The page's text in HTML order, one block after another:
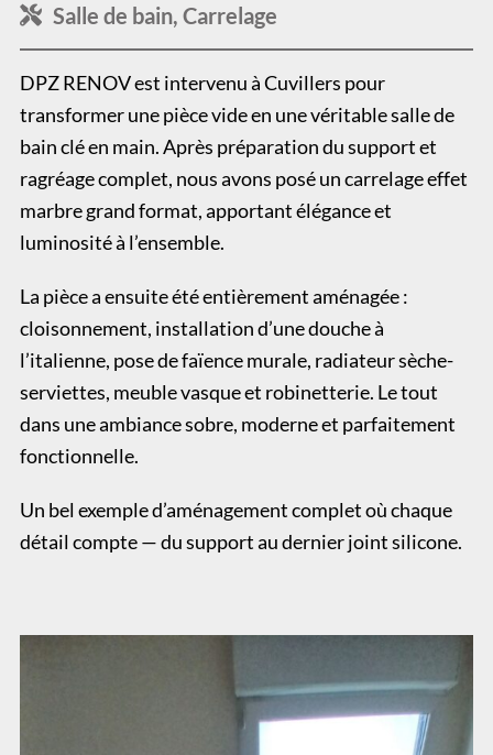
Salle de bain, Carrelage
DPZ RENOV est intervenu à Cuvillers pour
transformer une pièce vide en une véritable salle de
bain clé en main. Après préparation du support et
ragréage complet, nous avons posé un carrelage effet
marbre grand format, apportant élégance et
luminosité à l’ensemble.
La pièce a ensuite été entièrement aménagée :
cloisonnement, installation d’une douche à
l’italienne, pose de faïence murale, radiateur sèche-
serviettes, meuble vasque et robinetterie. Le tout
dans une ambiance sobre, moderne et parfaitement
fonctionnelle.
Un bel exemple d’aménagement complet où chaque
détail compte — du support au dernier joint silicone.